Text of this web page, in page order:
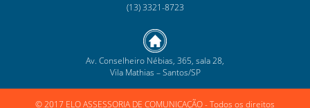
(13) 3321-8723
Av. Conselheiro Nébias, 365, sala 28,
Vila Mathias – Santos/SP
© 2017 ELO ASSESSORIA DE COMUNICAÇÃO- Todos os direitos